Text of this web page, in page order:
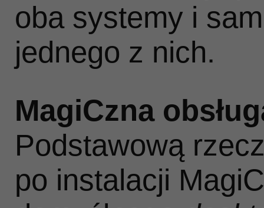
oba systemy i
jednego z nich.
MagiCzna
Podstawową
po instalacji